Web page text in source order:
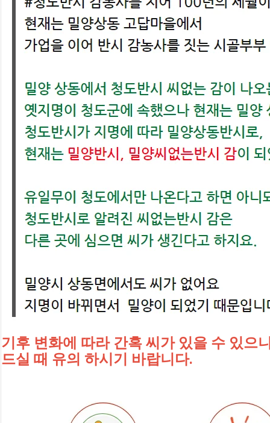
기후 변화에 따라 간혹 씨가 있을 수 있으
드실 때 유의 하시기 바랍니다.